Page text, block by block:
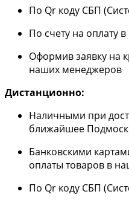
По Qr коду СБП
По счету на оплату
Оформив заявку на
наших менеджеров
Дистанционно:
Наличными при
ближайшее
Банковскими
оплаты товаров в
По Qr коду СБП